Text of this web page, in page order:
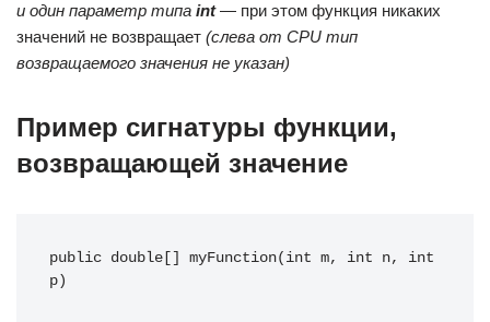
и один параметр типа int— при этом функция никаких
значений не возвращает (слева от CPU тип
возвращаемого значения не указан)
Пример сигнатуры функции,
возвращающей значение
public double[] myFunction(int m, int n, int
p)